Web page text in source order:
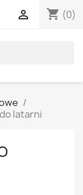
shopping_cart (0)

latarni